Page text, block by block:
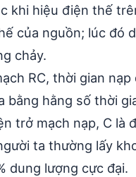
khi hiệu điện thế
của nguồn; lúc đó
chảy.
RC, thời gian nạp
bằng hằng số thời
trở mạch nạp, C là
ta thường lấy
dung lượng cực đại.